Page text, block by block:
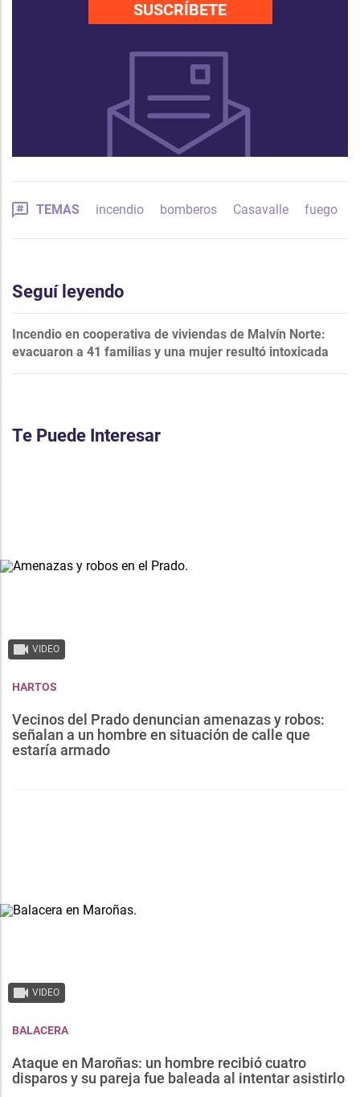
SUSCRÍBETE
TEMAS incendio bomberos Casavalle fuego
Seguí leyendo
Incendio en cooperativa de viviendas de Malvín Norte:
evacuaron a 41 familias y una mujer resultó intoxicada
Te Puede Interesar
VIDEO
HARTOS
Vecinos del Prado denuncian amenazas y robos:
señalan a un hombre en situación de calle que
estaría armado
VIDEO
BALACERA
Ataque en Maroñas: un hombre recibió cuatro
disparos y su pareja fue baleada al intentar asistirlo